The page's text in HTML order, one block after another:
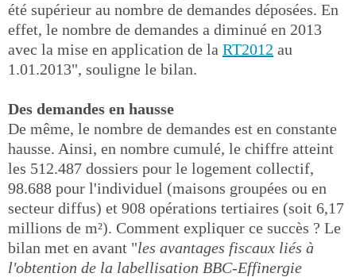
été supérieur au nombre de demandes déposées. En
effet, le nombre de demandes a diminué en 2013
avec la mise en application de la RT2012 au
1.01.2013", souligne le bilan.
Des demandes en hausse
De même, le nombre de demandes est en constante
hausse. Ainsi, en nombre cumulé, le chiffre atteint
les 512.487 dossiers pour le logement collectif,
98.688 pour l'individuel (maisons groupées ou en
secteur diffus) et 908 opérations tertiaires (soit 6,17
millions de m²). Comment expliquer ce succès ? Le
bilan met en avant "les avantages fiscaux liés à
l'obtention de la labellisation BBC-Effinergie